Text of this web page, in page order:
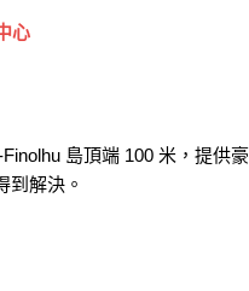
島頂端 100 米，提供
到解決。